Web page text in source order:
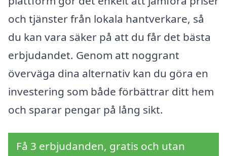
och tjänster från lokala hantverkare, så
du kan vara säker på att du får det bästa
erbjudandet. Genom att noggrant
överväga dina alternativ kan du göra en
investering som både förbättrar ditt hem
och sparar pengar på lång sikt.
Få 3 erbjudanden, gratis och utan